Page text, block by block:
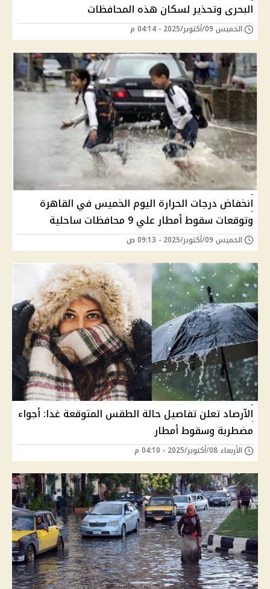
البحرى وتحذير لسكان هذه المحافظات
الخميس 09/أكتوبر/2025 - 04:14 م
انخفاض درجات الحرارة اليوم الخميس في القاهرة
وتوقعات سقوط أمطار علي 9 محافظات ساحلية
الخميس 09/أكتوبر/2025 - 09:13 ص
الآرصاد تعلن تفاصيل حالة الطقس المتوقعة غدا: أجواء
مضطربة وسقوط أمطار
الأربعاء 08/أكتوبر/2025 - 04:10 م